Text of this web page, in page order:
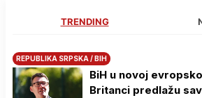
TRENDING
REPUBLIKA SRPSKA / BIH
BiH u novoj
Britanci predlažu